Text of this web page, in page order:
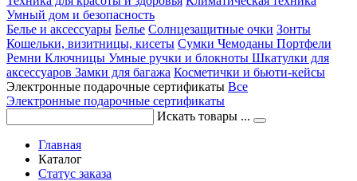
Умный дом и безопасность
Белье и аксессуары Белье Солнцезащитные очки Зонты
Кошельки, визитницы, кисеты Сумки Чемоданы Портфели
Ремни Ключницы Умные ручки и блокноты Шкатулки для
аксессуаров Замки для багажа Косметички и бьюти-кейсы
Электронные подарочные сертификаты Все
Электронные подарочные сертификаты
Искать товары ...
Главная
Каталог
Статус заказа